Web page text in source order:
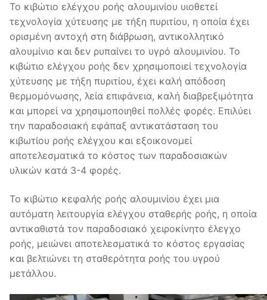
Το κιβώτιο ελέγχου ροής αλουμινίου υιοθετεί
τεχνολογία χύτευσης με τήξη πυριτίου, η οποία έχει
ορισμένη αντοχή στη διάβρωση, αντικολλητικό
αλουμίνιο και δεν ρυπαίνει το υγρό αλουμινίου. Το
κιβώτιο ελέγχου ροής δεν χρησιμοποιεί τεχνολογία
χύτευσης με τήξη πυριτίου, έχει καλή απόδοση
θερμομόνωσης, λεία επιφάνεια, καλή διαβρεξιμότητα
και μπορεί να χρησιμοποιηθεί πολλές φορές. Επιλύει
την παραδοσιακή εφάπαξ αντικατάσταση του
κιβωτίου ροής ελέγχου και εξοικονομεί
αποτελεσματικά το κόστος των παραδοσιακών
υλικών κατά 3-4 φορές.
Το κιβώτιο κεφαλής ροής αλουμινίου έχει μια
αυτόματη λειτουργία ελέγχου σταθερής ροής, η οποία
αντικαθιστά τον παραδοσιακό χειροκίνητο έλεγχο
ροής, μειώνει αποτελεσματικά το κόστος εργασίας
και βελτιώνει τη σταθερότητα ροής του υγρού
μετάλλου.